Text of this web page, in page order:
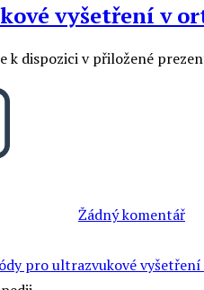
vyšetření v
k dispozici v přiložené
Žádný komentář